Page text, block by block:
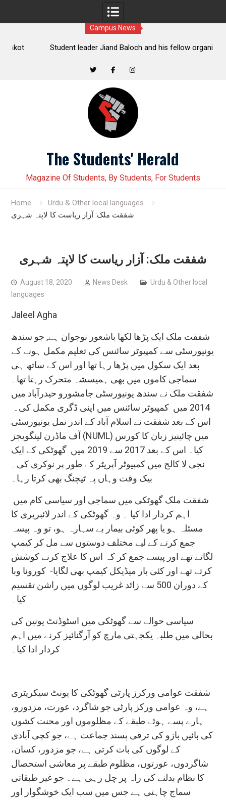
Campus News
Student leader Jiand Baloch and his fellow organizer
The Students' Herald
Magazine Of Students, By Students, For Students
Home
Urdu & Other local languages
شفقت ملک: آزار ریاست کا لاپتہ شہری
شفقت ملک: آزار ریاست کا لاپتہ شہری
August 18, 2020 News Desk
Urdu & Other local
languages
Jaleel Agha
شفقت ملک ایک پڑھا لکھا باشعور نوجوان ہے, جو سندھ
یونیورسٹی سے کمپیوٹر سائنس کی تعلیم مکمل ہونے کے
بعد ایک سکول میں پڑھا رہا تھا اور اس کے ساتھ ہی
سماجی کاموں میں بھی ہمیسشہ متحرک رہتا تھا۔
شفقت ملک نے سندھ یونیورسٹی جامشورو حیدرآباد میں
2014 میں کمپیوٹر سائنس میں اپنی ڈگری مکمل کی۔
اس کے بعد شفقت نے اسلام آباد کے اندر نمل یونیورسٹی
آف ماڈرن لینگویجز (NUML) میں چائینیز زبان کا کورس
کیا۔ اس کے بعد 2017 سے 2019 میں گھوٹکی کے ایک
نجی لا کالج میں کمپیوٹر آپریٹر کے طور پر نوکری کی۔
بیک وقت وہاں پہ ٹیچنگ بھی کرتا رہا۔
شفقت ملک گھوٹکی میں سماجی اور سیاسی کام میں
اہم کردار ادا کیا ۔ وہ گھوٹکی کے اندر لائبریری کا
مسئلہ ہو یا پھر کوئی بیمار بے سہارہ ہو، تو وہ پیسہ
جمع کرنے کے لیے مختلف دوستوں سے مل کر کیمپ
لگاتے تھے اور پیسے جمع کر کہ اس کا علاج کرنے کوشش
کرتے تھے اور کئی بار میڈیکل کیمپ بھی لگایا- کورونا وبا
کے دوران 500 سے زائد غریب لوگوں میں راشن تقسیم
کیا۔
سیاسی حوالے سے گھوٹکی میں اسٹوڈنٹ یونین کی
بحالی میں طلبہ یکجہتی مارچ کو آرگنائیز کرنے میں اہم
کردار ادا کیا۔
شفقت عوامی ورکرز پارٹی گھوٹکی کا یونٹ سیکریٹری
ہے، وہ عوامی ورکز پارٹی جو شاگرد، عورت، مزدورو،
ہارے پسے ہوئے طبقے کے مظلوموں اور محنت کشوں
کی بائیں بازو کی ترقی پسند جماعت ہے، جو کچی آبادی
کے لوگوں کی بات کرتی ہے، جو مزدور، کسان،
شاگردوں، عورتوں، مظلوم طبقے پر معاشی استحصال
کا نظام بدلنے کی راہ پر چل رہی ہے۔ جو غیر طبقاتی
سماج چاہتی ہے جس میں سب ایک خوشگوار اور